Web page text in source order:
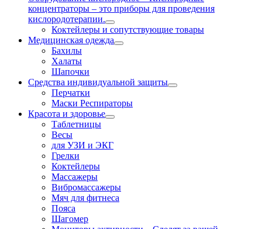
концентраторы – это приборы для проведения
кислородотерапии.
Коктейлеры и сопутствующие товары
Медицинская одежда
Бахилы
Халаты
Шапочки
Средства индивидуальной защиты
Перчатки
Маски Респираторы
Красота и здоровье
Таблетницы
Весы
для УЗИ и ЭКГ
Грелки
Коктейлеры
Массажеры
Вибромассажеры
Мяч для фитнеса
Пояса
Шагомер